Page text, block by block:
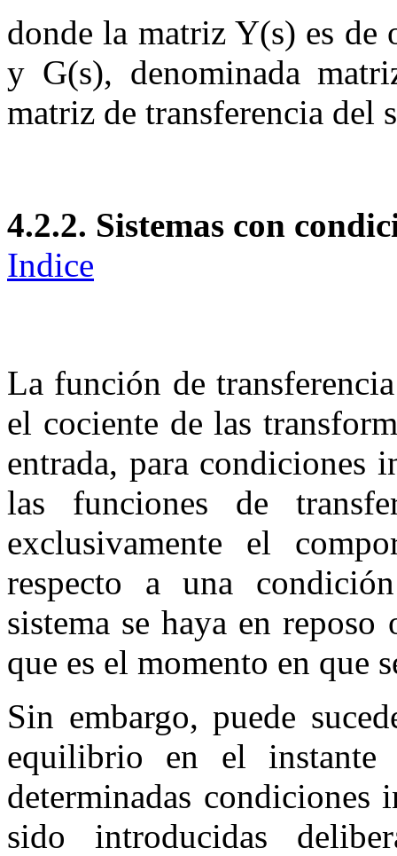
donde la matrizY(s) es de
y G(s), denominada
matriz de transferencia del
4.2.2. Sistemas con
Indice
La función de
el cociente de las
entrada, para condiciones
las funciones de
exclusivamente el
respecto a una
sistema se haya en
que es el momento en que
Sin embargo, puede
equilibrio en el
determinadas condiciones
sido introducidas